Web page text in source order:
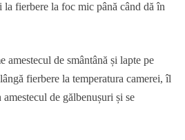
fierbere la foc mic până când dă în
amestecul de smântână și lapte pe
fierbere la temperatura camerei, îl
de gălbenușuri și se